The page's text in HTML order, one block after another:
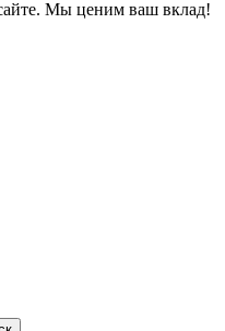
Мы ценим ваш вклад!